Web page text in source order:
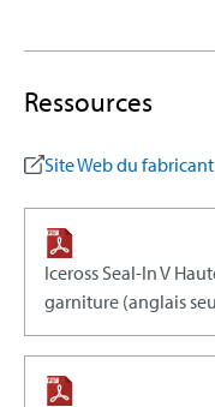
Ressources
Site Web du fabricant
Iceross Seal-In V
garniture (anglais